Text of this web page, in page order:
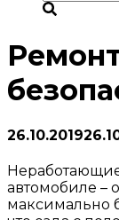
26.10.2019
автомобиле –
максимально